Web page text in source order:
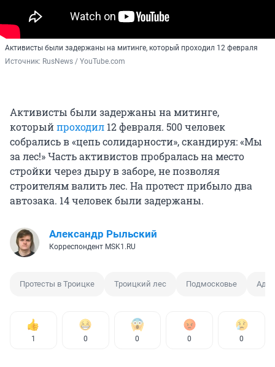
Активисты были задержаны на митинге, который проходил 12 февраля
Источник: RusNews / YouTube.com
Активисты были задержаны на митинге,
которыйпроходил 12 февраля. 500 человек
собрались в «цепь солидарности», скандируя: «Мы
за лес!» Часть активистов пробралась на место
стройки через дыру в заборе, не позволяя
строителям валить лес. На протест прибыло два
автозака. 14 человек были задержаны.
Александр Рыльский
Корреспондент MSK1.RU
Протесты в Троицке Троицкий лес Подмосковье
1 0 0 0 0